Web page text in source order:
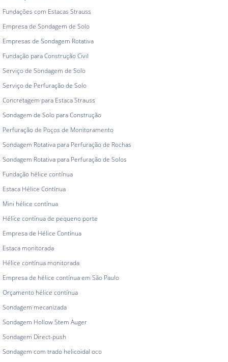
Fundações com Estacas Strauss
Empresa de Sondagem de Solo
Empresas de Sondagem Rotativa
Fundação para Construção Civil
Serviço de Sondagem de Solo
Serviço de Perfuração de Solo
Concretagem para Estaca Strauss
Sondagem de Solo para Construção
Perfuração de Poços de Monitoramento
Sondagem Rotativa para Perfuração de Rochas
Sondagem Rotativa para Perfuração de Solos
Fundação hélice contínua
Estaca Hélice Contínua
Mini hélice contínua
Hélice contínua de pequeno porte
Empresa de Hélice Contínua
Estaca monitorada
Hélice contínua monitorada
Empresa de hélice contínua em São Paulo
Orçamento hélice contínua
Sondagem mecanizada
Sondagem Hollow Stem Auger
Sondagem Direct-push
Sondagem com trado helicoidal oco